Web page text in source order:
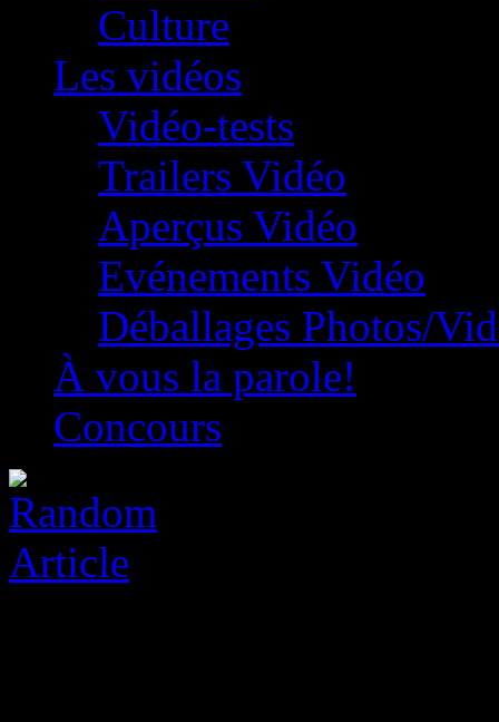
Culture
Les vidéos
Vidéo-tests
Trailers Vidéo
Aperçus Vidéo
Evénements Vidéo
Déballages Photos/
À vous la parole!
Concours